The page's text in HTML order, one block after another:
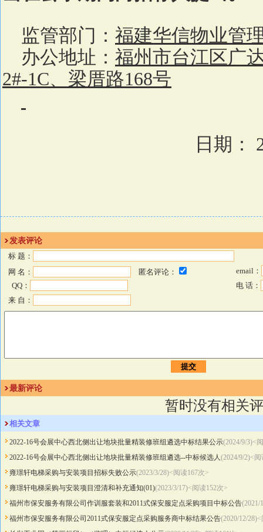
监管部门： 福建华信物业管
办公地址： 福州市台江区广
2#-1C、梁厝路168号
日期：
发表评论
标 题：
网 名：
匿名评论：
email：
QQ：
电 话：
来 自：
最新评论
暂时没有相关
相关文章
2022-16号会展中心西北侧出让地块批量精装修班组遴选中标结果公示(2024/9/3)<
2022-16号会展中心西北侧出让地块批量精装修班组遴选--中标候选人(2024/9/2)<阅
雍璟轩电梯采购与安装项目招标失败公示(2023/3/28)<阅读167次>
雍璟轩电梯采购与安装项目澄清和补充通知(01)(2023/3/17)<阅读152次>
福州市保安服务有限公司作训服套装和2011式保安服定点采购项目中标公告(2021/
福州市保安服务有限公司2011式保安服定点采购服务商中标结果公告(2020/12/